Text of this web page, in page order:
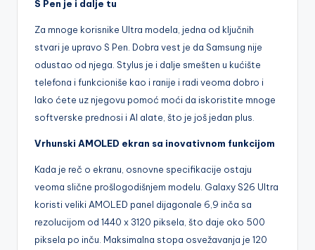
S Pen je i dalje tu
Za mnoge korisnike Ultra modela, jedna od ključnih
stvari je upravo S Pen. Dobra vest je da Samsung nije
odustao od njega. Stylus je i dalje smešten u kućište
telefona i funkcioniše kao i ranije i radi veoma dobro i
lako ćete uz njegovu pomoć moći da iskoristite mnoge
softverske prednosi i AI alate, što je još jedan plus.
Vrhunski AMOLED ekran sa inovativnom funkcijom
Kada je reč o ekranu, osnovne specifikacije ostaju
veoma slične prošlogodišnjem modelu. Galaxy S26 Ultra
koristi veliki AMOLED panel dijagonale 6,9 inča sa
rezolucijom od 1440 x 3120 piksela, što daje oko 500
piksela po inču. Maksimalna stopa osvežavanja je 120